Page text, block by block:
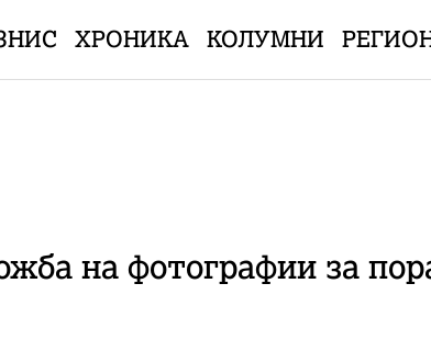
ХРОНИКА КОЛУМНИ
на фотографии за